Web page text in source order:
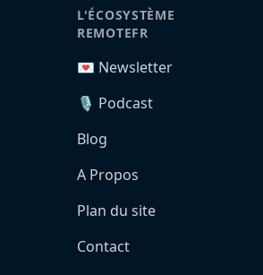
L'ÉCOSYSTÈME
REMOTEFR
💌 Newsletter
🎙️ Podcast
Blog
A Propos
Plan du site
Contact